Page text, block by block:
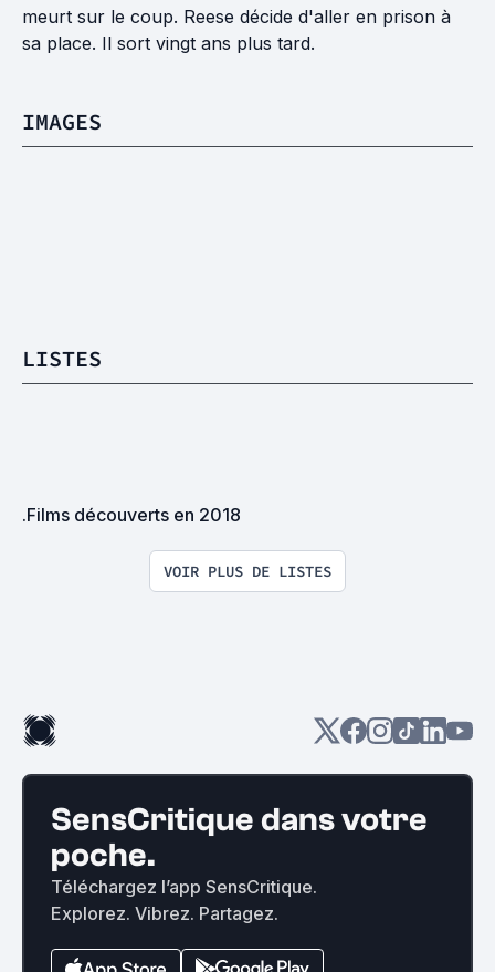
meurt sur le coup. Reese décide d'aller en prison à
sa place. Il sort vingt ans plus tard.
IMAGES
LISTES
.Films découverts en 2018
VOIR PLUS DE LISTES
SensCritique dans votre
poche.
Téléchargez l’app SensCritique.
Explorez. Vibrez. Partagez.